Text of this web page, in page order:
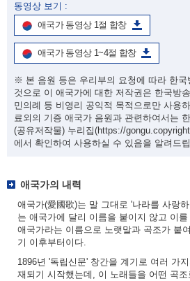
동영상 보기 :
애국가 동영상 1절 합창
애국가 동영상 1~4절 합창
※ 본 음원 등은 우리부의 요청에 따라 한국
것으로 이 애국가에 대한 저작권은 한국방
민의례 등 비영리 공익적 목적으로만 사용
료외의 기증 애국가 음원과 관련하여서는
(공유저작물) 누리집(https://
에서 확인하여 사용하실 수 있음을 알려드
애국가의 내력
애국가(愛國歌)는 말 그대로 '나라를 사랑
는 애국가에 달리 이름을 붙이지 않고 이
애국가라는 이름으로 노랫말과 곡조가 붙
기 이후부터이다.
1896년 '독립신문' 창간을 계기로 여러 가
재되기 시작했는데, 이 노래들을 어떤 곡